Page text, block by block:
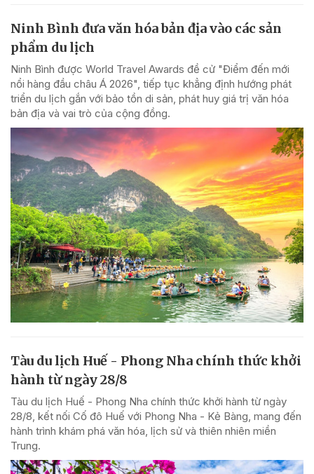
Ninh Bình đưa văn hóa bản địa vào các sản
phẩm du lịch
Ninh Bình được World Travel Awards đề cử "Điểm đến mới
nổi hàng đầu châu Á 2026", tiếp tục khẳng định hướng phát
triển du lịch gắn với bảo tồn di sản, phát huy giá trị văn hóa
bản địa và vai trò của cộng đồng.
Tàu du lịch Huế - Phong Nha chính thức khởi
hành từ ngày 28/8
Tàu du lịch Huế - Phong Nha chính thức khởi hành từ ngày
28/8, kết nối Cố đô Huế với Phong Nha - Kẻ Bàng, mang đến
hành trình khám phá văn hóa, lịch sử và thiên nhiên miền
Trung.